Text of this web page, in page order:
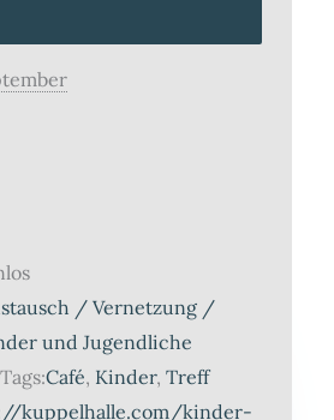
/ Vernetzung /
und Jugendliche
Café, Kinder, Treff
kuppelhalle.com/kinder-